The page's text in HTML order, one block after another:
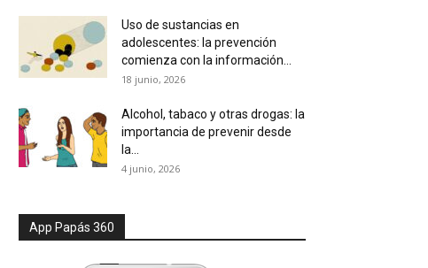
Uso de sustancias en
adolescentes: la prevención
comienza con la información...
18 junio, 2026
Alcohol, tabaco y otras drogas: la
importancia de prevenir desde
la...
4 junio, 2026
App Papás 360